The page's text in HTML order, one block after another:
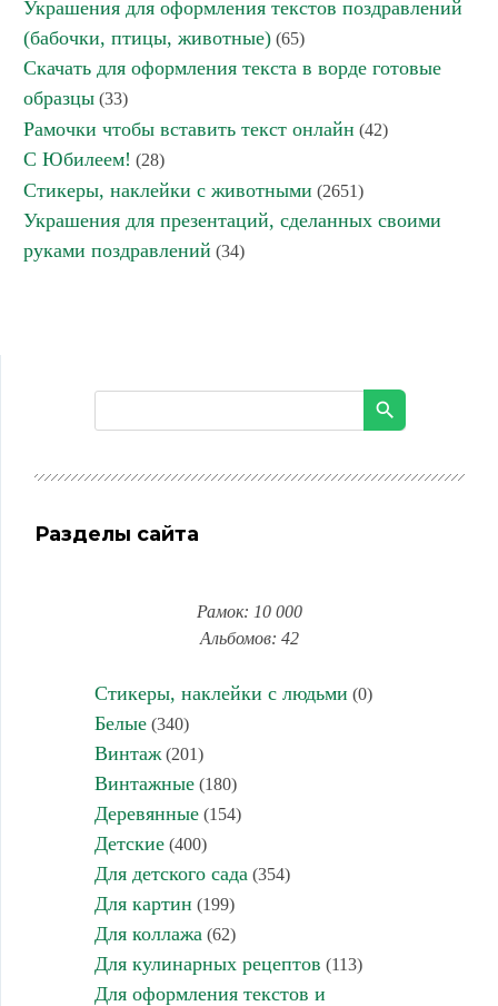
Украшения для оформления текстов поздравлений
(бабочки, птицы, животные) (65)
Скачать для оформления текста в ворде готовые
образцы (33)
Рамочки чтобы вставить текст онлайн (42)
С Юбилеем! (28)
Стикеры, наклейки с животными (2651)
Украшения для презентаций, сделанных своими
руками поздравлений (34)
Разделы сайта
Рамок: 10 000
Альбомов: 42
Стикеры, наклейки с людьми (0)
Белые(340)
Винтаж(201)
Винтажные(180)
Деревянные(154)
Детские(400)
Для детского сада (354)
Для картин (199)
Для коллажа (62)
Для кулинарных рецептов (113)
Для оформления текстов и